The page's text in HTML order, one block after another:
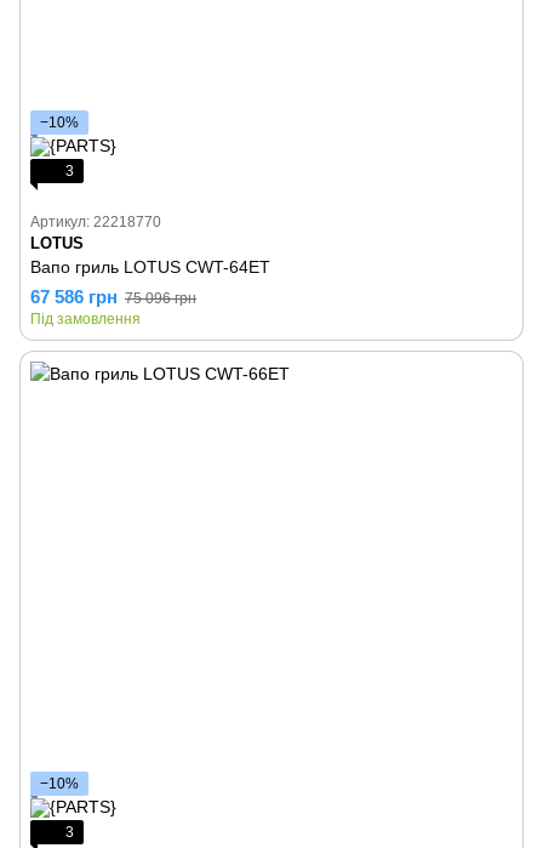
−10%
3
Артикул: 22218770
LOTUS
Вапо гриль LOTUS CWT-64ET
67 586 грн 75 096 грн
Під замовлення
−10%
3